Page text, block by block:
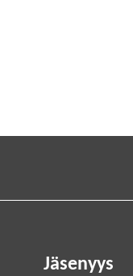
Jäsenyys